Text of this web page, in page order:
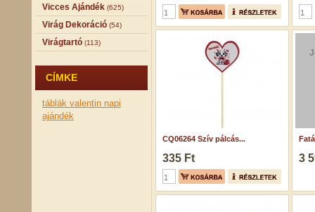
Vicces Ajándék (625)
Virág Dekoráció (54)
Virágtartó (113)
CÍMKE
táblák valentin napi
ajándék
CQ06264 Szív pálcás...
335 Ft 3